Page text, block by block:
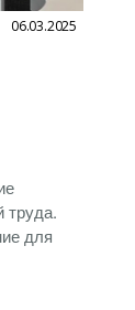
06.03.2025
труда.
для